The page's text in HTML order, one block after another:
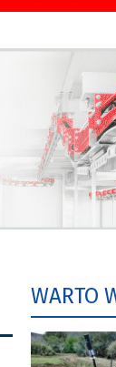
WARTO